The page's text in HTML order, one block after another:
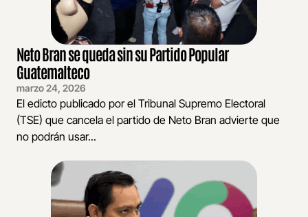
Neto Bran se queda sin su Partido Popular
Guatemalteco
marzo 24, 2026
El edicto publicado por el Tribunal Supremo Electoral
(TSE) que cancela el partido de Neto Bran advierte que
no podrán usar...